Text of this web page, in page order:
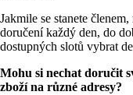
Jakmile se stanete
doručení každý den, do
dostupných slotů vybrat
Mohu si nechat doručit
zboží na různé adresy?